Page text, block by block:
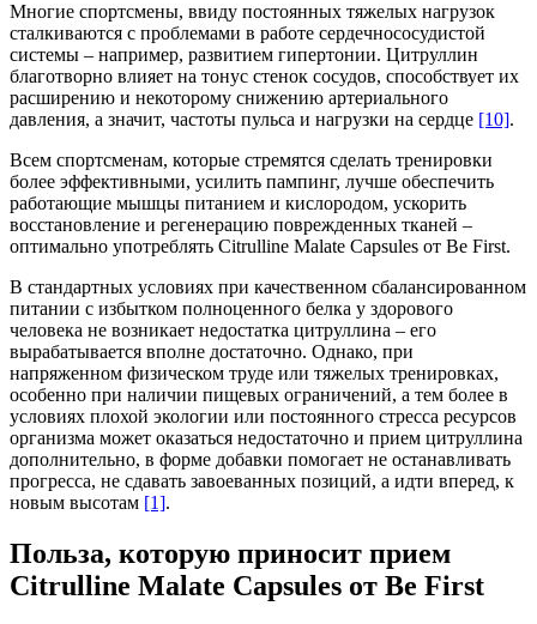
Многие спортсмены, ввиду постоянных тяжелых нагрузок
сталкиваются с проблемами в работе сердечнососудистой
системы – например, развитием гипертонии. Цитруллин
благотворно влияет на тонус стенок сосудов, способствует их
расширению и некоторому снижению артериального
давления, а значит, частоты пульса и нагрузки на сердце [10].
Всем спортсменам, которые стремятся сделать тренировки
более эффективными, усилить пампинг, лучше обеспечить
работающие мышцы питанием и кислородом, ускорить
восстановление и регенерацию поврежденных тканей –
оптимально употреблять Citrulline Malate Capsules от Be First.
В стандартных условиях при качественном сбалансированном
питании с избытком полноценного белка у здорового
человека не возникает недостатка цитруллина – его
вырабатывается вполне достаточно. Однако, при
напряженном физическом труде или тяжелых тренировках,
особенно при наличии пищевых ограничений, а тем более в
условиях плохой экологии или постоянного стресса ресурсов
организма может оказаться недостаточно и прием цитруллина
дополнительно, в форме добавки помогает не останавливать
прогресса, не сдавать завоеванных позиций, а идти вперед, к
новым высотам [1].
Польза, которую приносит прием
Citrulline Malate Capsules от Be First